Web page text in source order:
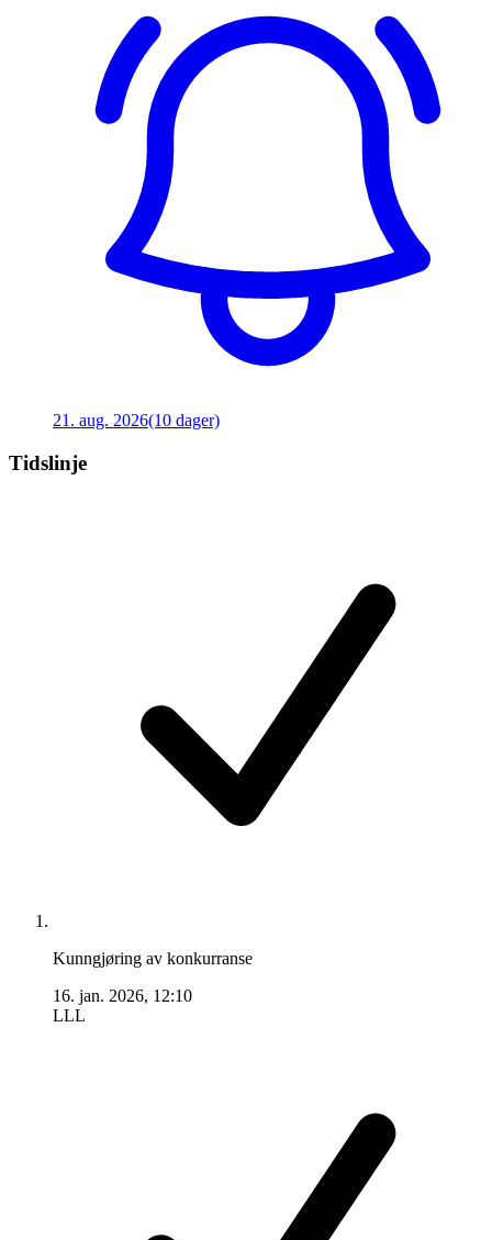
21. aug. 2026(10 dager)
Tidslinje
Kunngjøring av konkurranse
16. jan. 2026, 12:10
LLL